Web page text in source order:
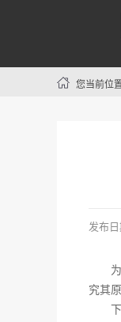
您当前位
发布日
究其